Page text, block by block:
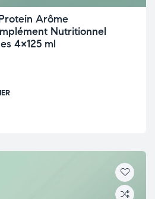
Arôme
Nutritionnel
4×125 ml